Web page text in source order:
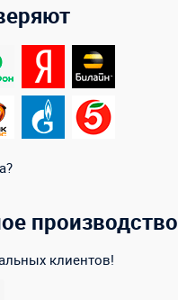
производство
клиентов!